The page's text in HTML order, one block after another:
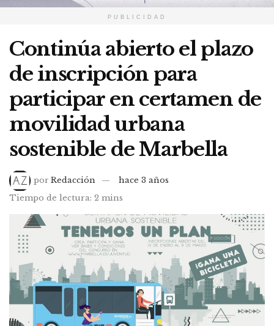
PUBLICIDAD
Continúa abierto el plazo
de inscripción para
participar en certamen de
movilidad urbana
sostenible de Marbella
por Redacción
hace 3 años
Tiempo de lectura: 2 mins